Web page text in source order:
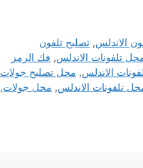
الاندلس,تصليح تلفون
تلفونات الاندلس, فك الرمز
الاندلس, محل تصليح جولات
تلفونات الاندلس, محل جولات,